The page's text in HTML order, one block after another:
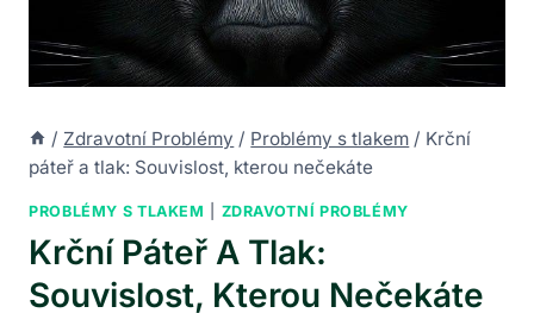
/ Zdravotní Problémy / Problémy s tlakem / Krční
páteř a tlak: Souvislost, kterou nečekáte
PROBLÉMY S TLAKEM ZDRAVOTNÍ PROBLÉMY
Krční Páteř A Tlak:
Souvislost, Kterou Nečekáte